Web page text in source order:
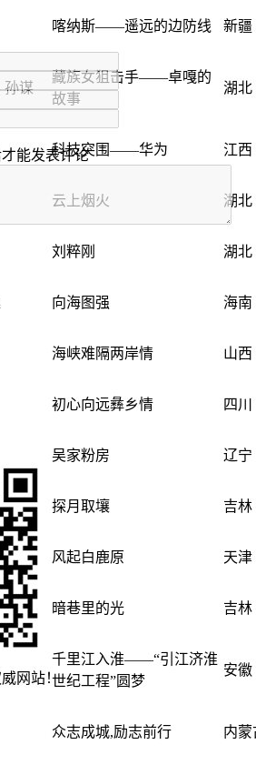
喀纳斯——遥远的边防线 新疆
孙谋
藏族女狙击手——卓嘎的
故事
湖北
科技突围——华为 江西
云上烟火 湖北
刘粹刚 湖北
向海图强 海南
海峡难隔两岸情 山西
初心向远彝乡情 四川
吴家粉房 辽宁
探月取壤 吉林
风起白鹿原 天津
暗巷里的光 吉林
千里江入淮——“引江济淮
世纪工程”圆梦
安徽
众志成城,励志前行 内蒙
才能发表评论
网站！